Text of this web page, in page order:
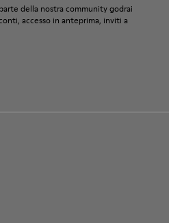
della nostra community godrai
accesso in anteprima, inviti a